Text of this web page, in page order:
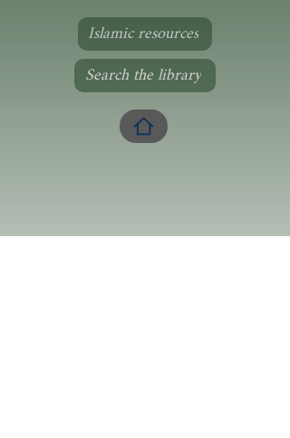
Islamic resources
Search the library